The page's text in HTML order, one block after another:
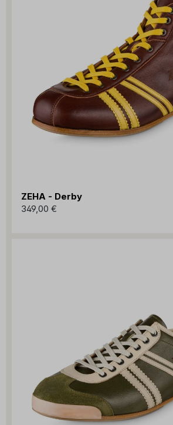
ZEHA - Derby
349,00 €